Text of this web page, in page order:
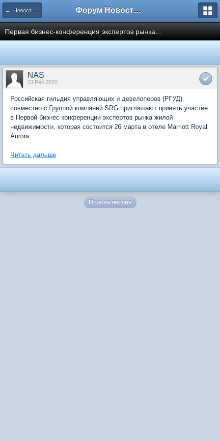
← Новости рынка недвижимости Форум Новостройки
Первая бизнес-конференция экспертов рынка...
NAS
03 Feb 2020
Российская гильдия управляющих и девелоперов (РГУД)
совместно с Группой компаний SRG приглашают принять участие
в Первой бизнес-конференции экспертов рынка жилой
недвижимости, которая состоится 26 марта в отеле Marriott Royal
Aurora.
Читать дальше
Полная версия